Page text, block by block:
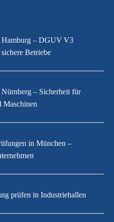
Hamburg – DGUV V3
Betriebe
– Sicherheit für
Maschinen
in München –
prüfen in Industriehallen